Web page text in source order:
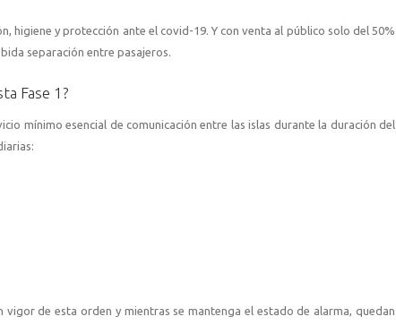
higiene y protección ante el covid-19. Y con venta al público solo del 50%
separación entre pasajeros.
Fase 1?
mínimo esencial de comunicación entre las islas durante la duración del
de esta orden y mientras se mantenga el estado de alarma, quedan